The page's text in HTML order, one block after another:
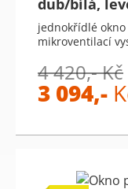
dub/bílá,
jednokřídlé
mikroventilací
4 420,- Kč
3 094,-